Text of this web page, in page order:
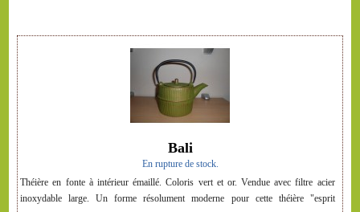
Bali
En rupture de stock.
Théière en fonte à intérieur émaillé. Coloris vert et or. Vendue avec filtre acier
inoxydable large. Un forme résolument moderne pour cette théière "esprit